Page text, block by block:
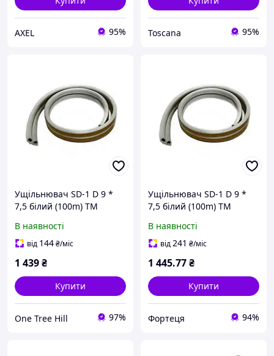
AXEL 95% Toscana 95%
Ущільнювач SD-1 D 9 *
7,5 білий (100m) ТМ
В наявності
від 144₴/міс
1 439₴
Купити
One Tree Hill 97%
Ущільнювач SD-1 D 9 *
7,5 білий (100m) ТМ
В наявності
від241 ₴/міс
1 445.77₴
Купити
Фортеця 94%